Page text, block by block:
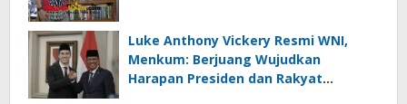
Luke Anthony Vickery Resmi WNI,
Menkum: Berjuang Wujudkan
Harapan Presiden dan Rakyat